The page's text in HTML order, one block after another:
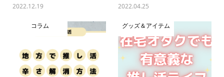
2022.12.19 2022.04.25
コラム グッズ＆アイテム